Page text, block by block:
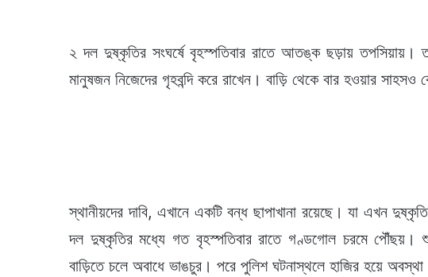
২ দল দুষ্কৃতির সংঘর্ষে বৃহস্পতিবার রাতে আতঙ্ক ছড়ায় তপসিয়ায়।
মানুষজন নিজেদের গৃহবন্দি করে রাখেন। বাড়ি থেকে বার হওয়ার সাহসও
স্থানীয়দের দাবি, এখানে একটি বন্ধ ছাপাখানা রয়েছে। যা এখন
দল দুষ্কৃতির মধ্যে গত বৃহস্পতিবার রাতে গণ্ডগোল চরমে
বাড়িতে চলে অবাধে ভাঙচুর। পরে পুলিশ ঘটনাস্থলে হাজির হয়ে